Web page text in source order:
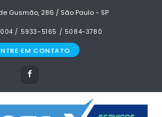
Gusmão, 286 / São Paulo - SP
/ 5933-5165 / 5084-3780
EM CONTATO